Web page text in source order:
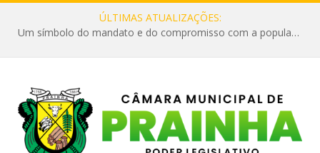
ÚLTIMAS ATUALIZAÇÕES:
Um símbolo do mandato e do compromisso com a população